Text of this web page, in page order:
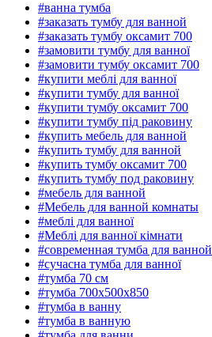
#ванна тумба
#заказать тумбу для ванной
#заказать тумбу оксамит 700
#замовити тумбу для ванної
#замовити тумбу оксамит 700
#купити меблі для ванної
#купити тумбу для ванної
#купити тумбу оксамит 700
#купити тумбу під раковину
#купить мебель для ванной
#купить тумбу для ванной
#купить тумбу оксамит 700
#купить тумбу под раковину
#мебель для ванной
#Мебель для ванной комнаты
#меблі для ванної
#Меблі для ванної кімнати
#современная тумба для ванной
#сучасна тумба для ванної
#тумба 70 см
#тумба 700x500x850
#тумба в ванну
#тумба в ванную